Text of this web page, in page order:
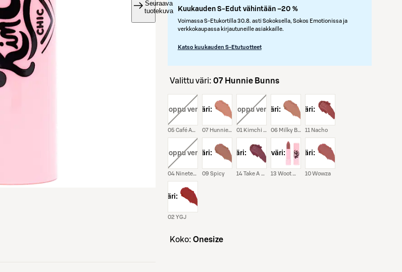
Seuraava
tuotekuva
Kuukauden S-Edut vähintään –20 %
Voimassa S-Etukortilla 30.8. asti Sokoksella, Sokos Emotionissa ja
verkkokaupassa kirjautuneille asiakkaille.
Katso kuukauden S-Etutuotteet
Valittu väri: 07 Hunnie Bunns
, loppu verkosta
05 Café Au Lait
väri:
07 Hunnie Bunns
väri: , loppu verkosta
01 Kimchi Pasta
väri:
06 Milky Bunns
väri:
11 Nacho
, loppu verkosta
04 Nineteen
väri:
09 Spicy
väri:
14 Take A Seat
väri:
13 Woot Woot
väri:
10 Wowza
väri:
02 YGJ
koko: Onesize